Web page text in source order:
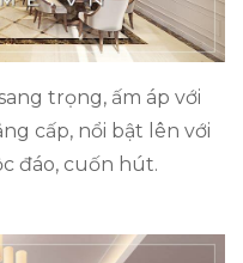
trọng, ấm áp với
cấp, nổi bật lên với
đáo, cuốn hút.